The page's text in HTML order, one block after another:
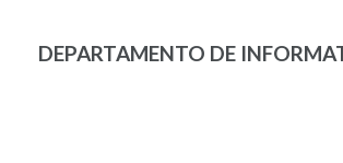
DEPARTAMENTO DE